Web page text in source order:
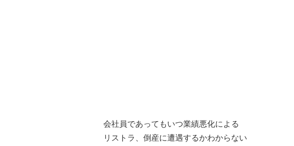
会社員であってもいつ業績悪化による
リストラ、倒産に遭遇するかわからない